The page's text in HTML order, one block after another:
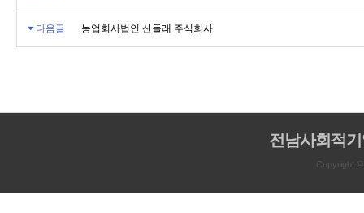
다음글 농업회사법인 산들래 주식회사
전남사회적
Copyright